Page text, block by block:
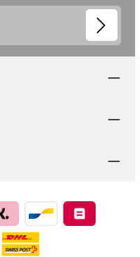
Felder sind